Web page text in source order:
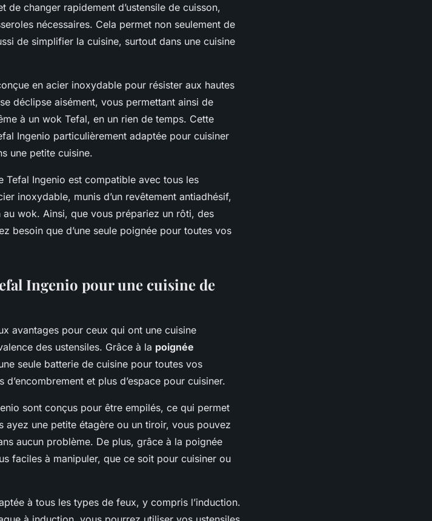
changer rapidement d’ustensile de cuisson,
nécessaires. Cela permet non seulement de
de simplifier la cuisine, surtout dans une cuisine
en acier inoxydable pour résister aux hautes
déclipse aisément, vous permettant ainsi de
à un wok Tefal, en un rien de temps. Cette
Ingenio particulièrement adaptée pour cuisiner
une petite cuisine.
Ingenio est compatible avec tous les
inoxydable, munis d’un revêtement antiadhésif,
wok. Ainsi, que vous prépariez un rôti, des
besoin que d’une seule poignée pour toutes vos
Ingenio pour une cuisine de
avantages pour ceux qui ont une cuisine
des ustensiles. Grâce à la poignée
seule batterie de cuisine pour toutes vos
et plus d’espace pour cuisiner.
sont conçus pour être empilés, ce qui permet
ayez une petite étagère ou un tiroir, vous pouvez
aucun problème. De plus, grâce à la poignée
faciles à manipuler, que ce soit pour cuisiner ou
à tous les types de feux, y compris l’induction.